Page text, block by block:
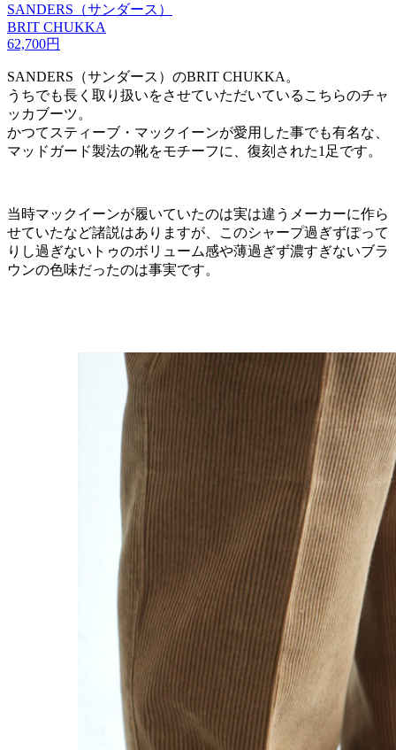
SANDERS（サンダース）
BRIT CHUKKA
62,700円
SANDERS（サンダース）のBRIT CHUKKA。
うちでも長く取り扱いをさせていただいているこちらのチャ
ッカブーツ。
かつてスティーブ・マックイーンが愛用した事でも有名な、
マッドガード製法の靴をモチーフに、復刻された1足です。
当時マックイーンが履いていたのは実は違うメーカーに作ら
せていたなど諸説はありますが、このシャープ過ぎずぽって
りし過ぎないトゥのボリューム感や薄過ぎず濃すぎないブラ
ウンの色味だったのは事実です。